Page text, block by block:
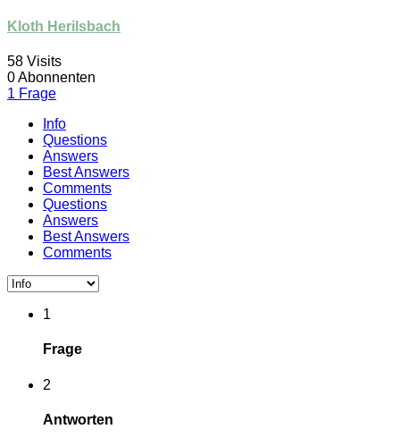
Kloth Herilsbach
58 Visits
0Abonnenten
1 Frage
Info
Questions
Answers
Best Answers
Comments
Questions
Answers
Best Answers
Comments
1
Frage
2
Antworten